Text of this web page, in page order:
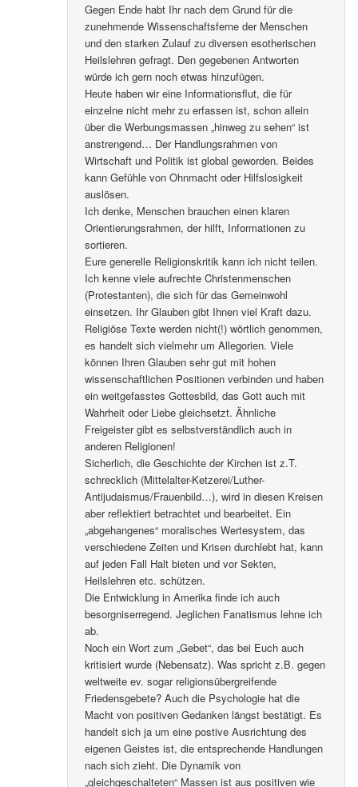
Gegen Ende habt Ihr nach dem Grund für die
zunehmende Wissenschaftsferne der Menschen
und den starken Zulauf zu diversen esotherischen
Heilslehren gefragt. Den gegebenen Antworten
würde ich gern noch etwas hinzufügen.
Heute haben wir eine Informationsflut, die für
einzelne nicht mehr zu erfassen ist, schon allein
über die Werbungsmassen „hinweg zu sehen“ ist
anstrengend… Der Handlungsrahmen von
Wirtschaft und Politik ist global geworden. Beides
kann Gefühle von Ohnmacht oder Hilfslosigkeit
auslösen.
Ich denke, Menschen brauchen einen klaren
Orientierungsrahmen, der hilft, Informationen zu
sortieren.
Eure generelle Religionskritik kann ich nicht teilen.
Ich kenne viele aufrechte Christenmenschen
(Protestanten), die sich für das Gemeinwohl
einsetzen. Ihr Glauben gibt Ihnen viel Kraft dazu.
Religiöse Texte werden nicht(!) wörtlich genommen,
es handelt sich vielmehr um Allegorien. Viele
können Ihren Glauben sehr gut mit hohen
wissenschaftlichen Positionen verbinden und haben
ein weitgefasstes Gottesbild, das Gott auch mit
Wahrheit oder Liebe gleichsetzt. Ähnliche
Freigeister gibt es selbstverständlich auch in
anderen Religionen!
Sicherlich, die Geschichte der Kirchen ist z.T.
schrecklich (Mittelalter-Ketzerei/Luther-
Antijudaismus/Frauenbild…), wird in diesen Kreisen
aber reflektiert betrachtet und bearbeitet. Ein
„abgehangenes“ moralisches Wertesystem, das
verschiedene Zeiten und Krisen durchlebt hat, kann
auf jeden Fall Halt bieten und vor Sekten,
Heilslehren etc. schützen.
Die Entwicklung in Amerika finde ich auch
besorgniserregend. Jeglichen Fanatismus lehne ich
ab.
Noch ein Wort zum „Gebet“, das bei Euch auch
kritisiert wurde (Nebensatz). Was spricht z.B. gegen
weltweite ev. sogar religionsübergreifende
Friedensgebete? Auch die Psychologie hat die
Macht von positiven Gedanken längst bestätigt. Es
handelt sich ja um eine postive Ausrichtung des
eigenen Geistes ist, die entsprechende Handlungen
nach sich zieht. Die Dynamik von
„gleichgeschalteten“ Massen ist aus positiven wie